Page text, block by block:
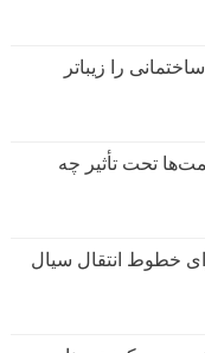
را زیباتر
تحت تأثیر چه
خطوط انتقال سیال